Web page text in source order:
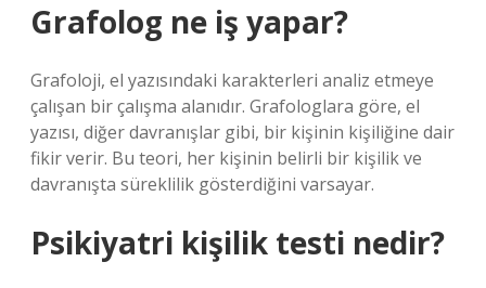
Grafolog ne iş yapar?
Grafoloji, el yazısındaki karakterleri analiz etmeye
çalışan bir çalışma alanıdır. Grafologlara göre, el
yazısı, diğer davranışlar gibi, bir kişinin kişiliğine dair
fikir verir. Bu teori, her kişinin belirli bir kişilik ve
davranışta süreklilik gösterdiğini varsayar.
Psikiyatri kişilik testi nedir?